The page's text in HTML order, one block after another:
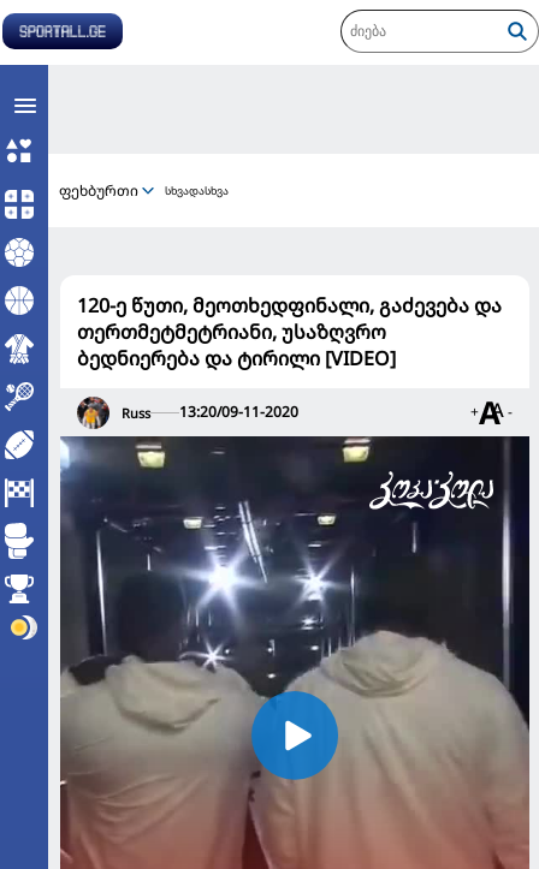
ფეხბურთი სხვადასხვა
120-ე წუთი, მეოთხედფინალი, გაძევება და
თერთმეტმეტრიანი, უსაზღვრო
ბედნიერება და ტირილი [VIDEO]
Russ 13:20/09-11-2020 + -